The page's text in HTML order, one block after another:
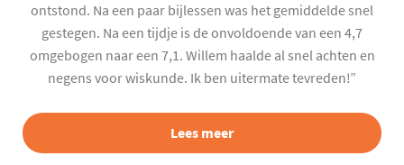
ontstond. Na een paar bijlessen was het gemiddelde snel
gestegen. Na een tijdje is de onvoldoende van een 4,7
omgebogen naar een 7,1. Willem haalde al snel achten en
negens voor wiskunde. Ik ben uitermate tevreden!”
Lees meer